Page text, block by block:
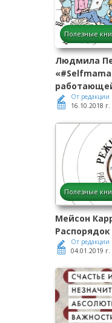
Полезные
Людмила
От редакции
16.10.2018 г.
Полезные
Мейсон
От редакции
04.01.2019 г.